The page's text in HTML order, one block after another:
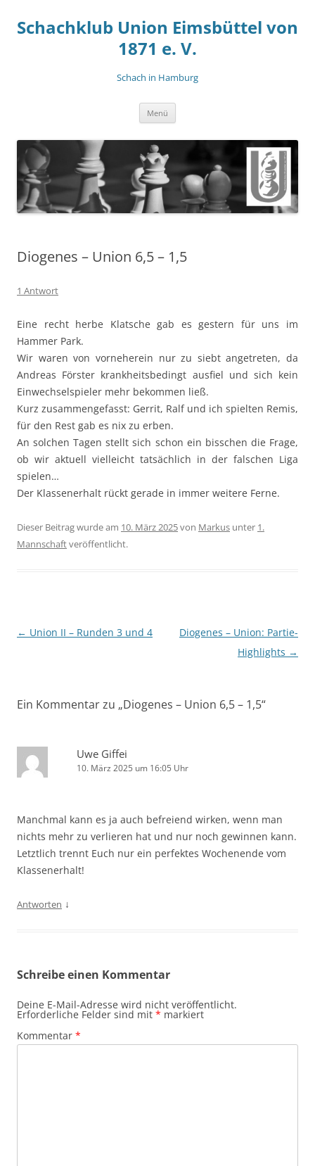
springen
Schachklub Union Eimsbüttel von
1871 e. V.
Schach in Hamburg
Menü
Diogenes – Union 6,5 – 1,5
1 Antwort
Eine recht herbe Klatsche gab es gestern für uns im
Hammer Park.
Wir waren von vorneherein nur zu siebt angetreten, da
Andreas Förster krankheitsbedingt ausfiel und sich kein
Einwechselspieler mehr bekommen ließ.
Kurz zusammengefasst: Gerrit, Ralf und ich spielten Remis,
für den Rest gab es nix zu erben.
An solchen Tagen stellt sich schon ein bisschen die Frage,
ob wir aktuell vielleicht tatsächlich in der falschen Liga
spielen…
Der Klassenerhalt rückt gerade in immer weitere Ferne.
Dieser Beitrag wurde am 10. März 2025von Markus unter 1.
Mannschaftveröffentlicht.
Beitragsnavigation
← Union II – Runden 3 und 4
Diogenes – Union: Partie-
Highlights →
Ein Kommentar zu „Diogenes – Union 6,5 – 1,5“
Uwe Giffei
10. März 2025 um 16:05 Uhr
Manchmal kann es ja auch befreiend wirken, wenn man
nichts mehr zu verlieren hat und nur noch gewinnen kann.
Letztlich trennt Euch nur ein perfektes Wochenende vom
Klassenerhalt!
Antworten ↓
Schreibe einen Kommentar
Deine E-Mail-Adresse wird nicht veröffentlicht.
Erforderliche Felder sind mit * markiert
Kommentar *